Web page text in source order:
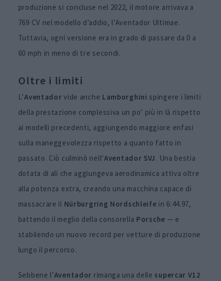
produzione si concluse nel 2022, il motore arrivava a
769 CV nel modello d’addio, l’Aventador Ultimae.
Tuttavia, ogni versione era in grado di passare da 0 a
60 mph in meno di tre secondi.
Oltre i limiti
L’Aventador vide anche Lamborghini spingere i limiti
della prestazione complessiva un po’ più in là rispetto
ai modelli precedenti, aggiungendo maggiore enfasi
sulla maneggevolezza rispetto a quanto fatto in
passato. Ciò culminò nell’Aventador SVJ. Una bestia
dotata di ali che aggiungeva aerodinamica attiva oltre
alla potenza extra, creando una macchina capace di
massacrare il Nürburgring Nordschleife in 6:44.97,
battendo il meglio della consorella Porsche — e
stabilendo un nuovo record per vetture di produzione
lungo il percorso.
Sebbene l’Aventador rimanga una delle supercar V12